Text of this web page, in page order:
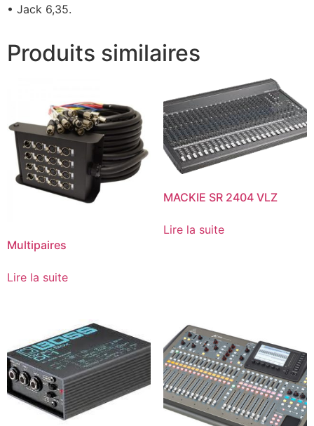
• Jack 6,35.
Produits similaires
Multipaires
Lire la suite
MACKIE SR 2404 VLZ
Lire la suite